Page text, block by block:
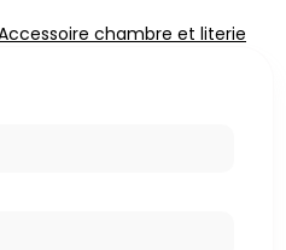
chambre et literie